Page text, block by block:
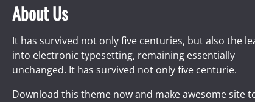
About Us
It has survived not only five centuries, but also the
into electronic typesetting, remaining essentially
unchanged. It has survived not only five centurie.
Download this theme now and make awesome site